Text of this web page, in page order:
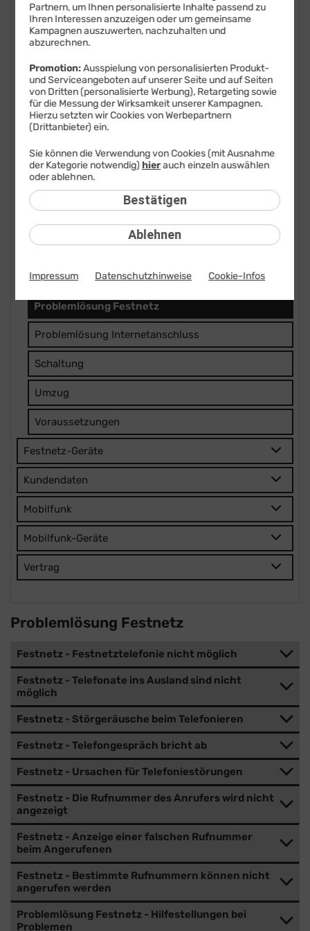
FAQ: Am häufigsten gesucht
Festnetz
Anbieterwechsel
Bestellen
Festnetz-Sperren
Festnetz-Rufnummern
Festnetz-Verbindungen
Festnetz-Glasfaser-Störung
Liefern
Problemlösung Festnetz
Problemlösung Internetanschluss
Schaltung
Umzug
Voraussetzungen
Festnetz-Geräte
Kundendaten
Mobilfunk
Mobilfunk-Geräte
Vertrag
Problemlösung Festnetz
Festnetz - Festnetztelefonie nicht möglich
Festnetz - Telefonate ins Ausland sind nicht
möglich
Festnetz - Störgeräusche beim Telefonieren
Festnetz - Telefongespräch bricht ab
Festnetz - Ursachen für Telefoniestörungen
Festnetz - Die Rufnummer des Anrufers wird nicht
angezeigt
Festnetz - Anzeige einer falschen Rufnummer
beim Angerufenen
Festnetz - Bestimmte Rufnummern können nicht
angerufen werden
Problemlösung Festnetz - Hilfestellungen bei
Problemen
Partnern, um Ihnen personalisierte Inhalte passend zu
Ihren Interessen anzuzeigen oder um gemeinsame
Kampagnen auszuwerten, nachzuhalten und
abzurechnen.
Promotion:Ausspielung von personalisierten Produkt-
und Serviceangeboten auf unserer Seite und auf Seiten
von Dritten (personalisierte Werbung), Retargeting sowie
für die Messung der Wirksamkeit unserer Kampagnen.
Hierzu setzten wir Cookies von Werbepartnern
(Drittanbieter) ein.
Ablehnen
Sie können die Verwendung von Cookies (mit Ausnahme
der Kategorie notwendig) hierauch einzeln auswählen
oder ablehnen.
Bestätigen
Impressum Datenschutzhinweise Cookie-Infos